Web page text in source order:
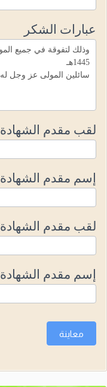
عبارات الشكر
لقب مقدم الشهادة
إسم مقدم الشهادة
لقب مقدم الشهادة2
إسم مقدم الشهادة2
معاينة